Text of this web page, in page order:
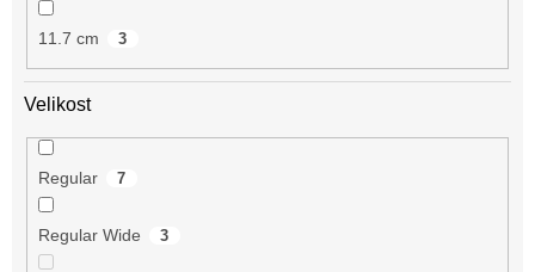
11.7 cm 3
Velikost
Regular 7
Regular Wide 3